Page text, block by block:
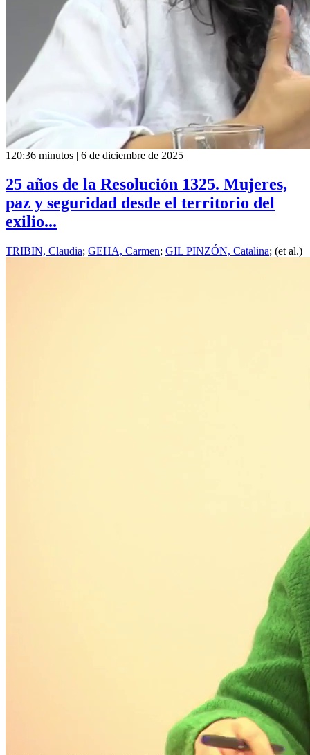
120:36 minutos | 6 de diciembre de 2025
25 años de la Resolución 1325. Mujeres,
paz y seguridad desde el territorio del
exilio...
TRIBIN, Claudia; GEHA, Carmen; GIL PINZÓN, Catalina; (et al.)